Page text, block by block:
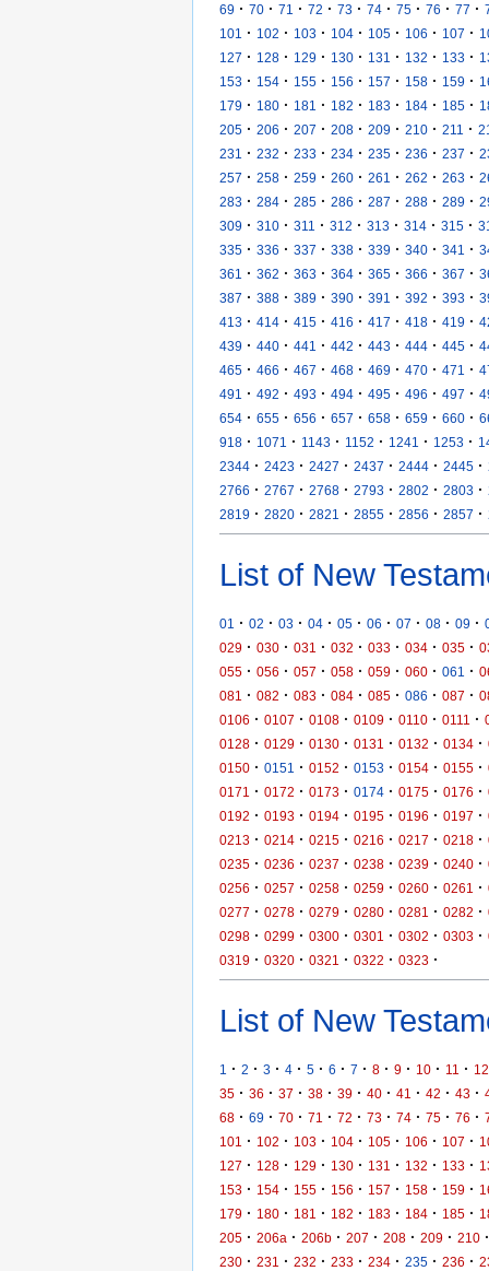
69 · 70 · 71 · 72 · 73 · 74 · 75 · 76 · 77 ·
101
· 102 · 103 · 104 · 105 · 106 · 107 ·
127 · 128 · 129 · 130 · 131 · 132 · 133 ·
153 · 154 · 155 · 156 · 157 · 158 · 159 ·
179 · 180 · 181 · 182 · 183 · 184 · 185 ·
205 · 206 · 207 · 208 · 209 · 210 · 211 ·
231
· 232 · 233 · 234 · 235 · 236 · 237 ·
257 · 258 · 259 · 260 · 261 · 262 · 263 ·
283 · 284 · 285 · 286 · 287 · 288 · 289 ·
309 · 310 · 311 · 312 · 313 · 314 · 315 ·
335 · 336 · 337 · 338 · 339 · 340 · 341 ·
361
· 362 · 363 · 364 · 365 · 366 · 367 ·
387 · 388 · 389 · 390 · 391 · 392 · 393 ·
413 · 414 · 415 · 416 · 417 · 418 · 419 ·
439 · 440 · 441 · 442 · 443 · 444 · 445 ·
465 · 466 · 467 · 468 · 469 · 470 · 471 ·
491
· 492 · 493 · 494 · 495 · 496 · 497 ·
654 · 655 · 656 · 657 · 658 · 659 · 660 ·
918 · 1071 · 1143 · 1152 · 1241 · 1253 ·
2344 · 2423 · 2427 · 2437 · 2444 · 2445 ·
2766 · 2767 · 2768 · 2793 · 2802 · 2803 ·
2819 · 2820 · 2821 · 2855 · 2856 · 2857 ·
List of New
01 · 02 · 03 · 04 · 05 · 06 · 07 · 08 · 09 ·
029 · 030 · 031 · 032 · 033 · 034 · 035 ·
055 · 056 · 057 · 058 · 059 · 060 · 061 ·
081
· 082 · 083 · 084 · 085 · 086 · 087 ·
0106 · 0107 · 0108 · 0109 · 0110 · 0111 ·
0128 · 0129 · 0130 · 0131 · 0132 · 0134 ·
0150 · 0151 · 0152 · 0153 · 0154 · 0155 ·
0171
· 0172 · 0173 · 0174 · 0175 · 0176 ·
0192 · 0193 · 0194 · 0195 · 0196 · 0197 ·
0213 · 0214 · 0215 · 0216 · 0217 · 0218 ·
0235 · 0236 · 0237 · 0238 · 0239 · 0240 ·
0256 · 0257 · 0258 · 0259 · 0260 · 0261 ·
0277 · 0278 · 0279 · 0280 · 0281 · 0282 ·
0298 · 0299 · 0300 · 0301 · 0302 · 0303 ·
0319 · 0320 · 0321 · 0322 · 0323 ·
List of New
1 · 2 · 3 · 4 · 5 · 6 · 7 · 8 · 9 · 10 · 11 · 12
35 · 36 · 37 · 38 · 39 · 40 · 41 · 42 · 43 ·
68 · 69 · 70 · 71 · 72 · 73 · 74 · 75 · 76 ·
101
· 102 · 103 · 104 · 105 · 106 · 107 ·
127 · 128 · 129 · 130 · 131 · 132 · 133 ·
153 · 154 · 155 · 156 · 157 · 158 · 159 ·
179 · 180 · 181 · 182 · 183 · 184 · 185 ·
205 · 206a · 206b · 207 · 208 · 209 · 210 ·
230 · 231 · 232 · 233 · 234 · 235 · 236 ·